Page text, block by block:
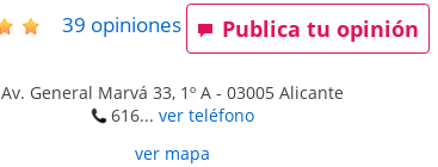
39 opiniones Publica tu opinión
Av. General Marvá 33, 1º A- 03005 Alicante
616... ver teléfono
ver mapa